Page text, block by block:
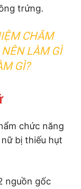
trứng.
CHĂM
NÊN LÀM GÌ
GÌ?
chức năng
bị thiếu hụt
nguồn gốc